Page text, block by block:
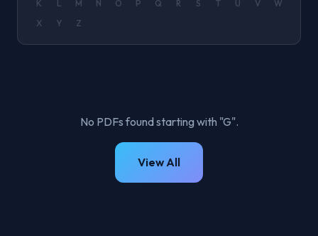
K
L M N O P Q R S T U V
W
X
Y Z
No PDFs found starting with "G".
View All